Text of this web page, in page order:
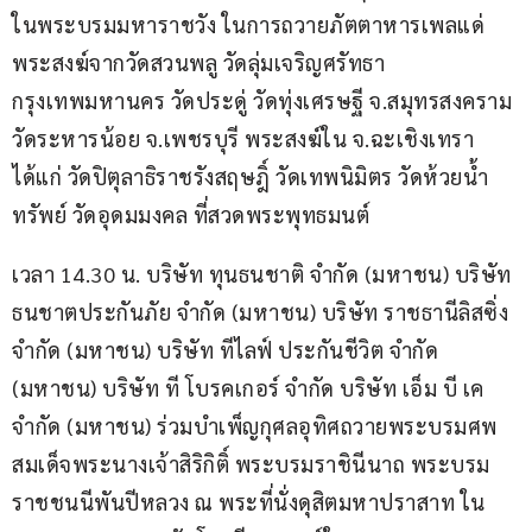
ในพระบรมมหาราชวัง ในการถวายภัตตาหารเพลแด่
พระสงฆ์จากวัดสวนพลู วัดลุ่มเจริญศรัทธา
กรุงเทพมหานคร วัดประดู่ วัดทุ่งเศรษฐี จ.สมุทรสงคราม
วัดระหารน้อย จ.เพชรบุรี พระสงฆ์ใน จ.ฉะเชิงเทรา
ได้แก่ วัดปิตุลาธิราชรังสฤษฎิ์ วัดเทพนิมิตร วัดห้วยน้ำ
ทรัพย์ วัดอุดมมงคล ที่สวดพระพุทธมนต์
เวลา 14.30 น. บริษัท ทุนธนชาติ จำกัด (มหาชน) บริษัท
ธนชาตประกันภัย จำกัด (มหาชน) บริษัท ราชธานีลิสซิ่ง
จำกัด (มหาชน) บริษัท ทีไลฟ์ ประกันชีวิต จำกัด
(มหาชน) บริษัท ที โบรคเกอร์ จำกัด บริษัท เอ็ม บี เค
จำกัด (มหาชน) ร่วมบำเพ็ญกุศลอุทิศถวายพระบรมศพ
สมเด็จพระนางเจ้าสิริกิติ์ พระบรมราชินีนาถ พระบรม
ราชชนนีพันปีหลวง ณ พระที่นั่งดุสิตมหาปราสาท ใน